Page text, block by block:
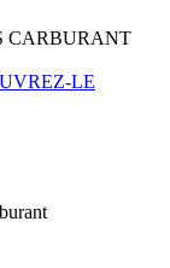
CARBURANT
LE